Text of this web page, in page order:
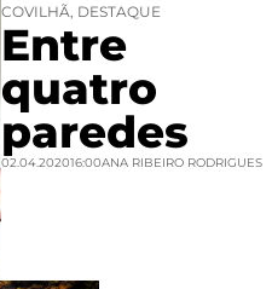
COVILHÃ, DESTAQUE
Entre
quatro
paredes
02.04.202016:00ANA RIBEIRO RODRIGUES